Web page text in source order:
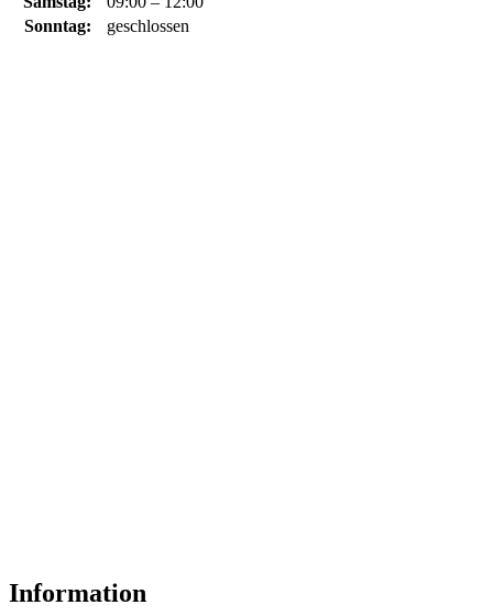
Sonntag:
geschlossen
Information